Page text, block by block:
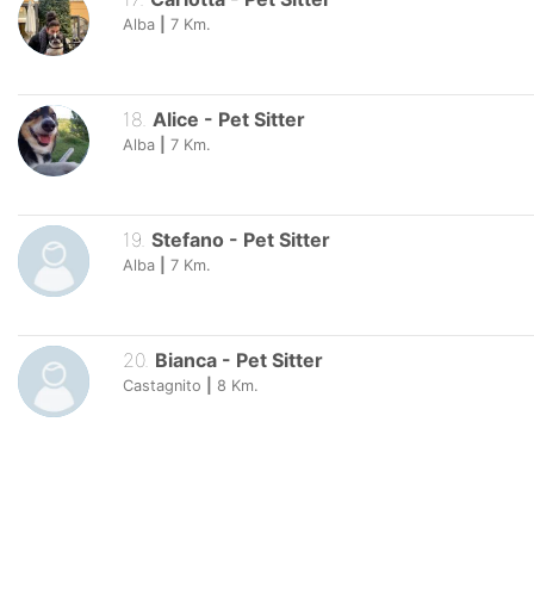
Alba 7 Km.
18. Alice - Pet Sitter
Alba 7 Km.
19. Stefano - Pet Sitter
Alba 7 Km.
20. Bianca - Pet Sitter
Castagnito 8 Km.